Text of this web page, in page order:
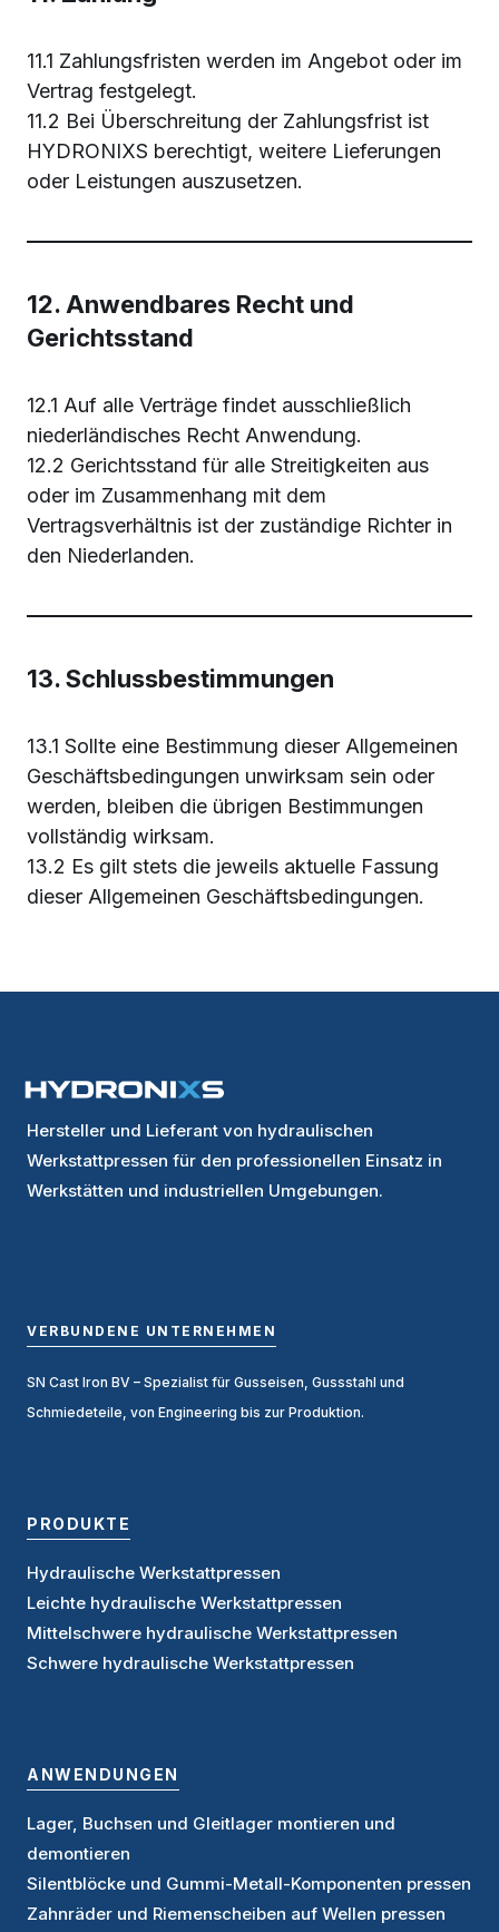
11.1 Zahlungsfristen werden im Angebot oder im
Vertrag festgelegt.
11.2 Bei Überschreitung der Zahlungsfrist ist
HYDRONIXS berechtigt, weitere Lieferungen
oder Leistungen auszusetzen.
12. Anwendbares Recht und
Gerichtsstand
12.1 Auf alle Verträge findet ausschließlich
niederländisches Recht Anwendung.
12.2 Gerichtsstand für alle Streitigkeiten aus
oder im Zusammenhang mit dem
Vertragsverhältnis ist der zuständige Richter in
den Niederlanden.
13. Schlussbestimmungen
13.1 Sollte eine Bestimmung dieser Allgemeinen
Geschäftsbedingungen unwirksam sein oder
werden, bleiben die übrigen Bestimmungen
vollständig wirksam.
13.2 Es gilt stets die jeweils aktuelle Fassung
dieser Allgemeinen Geschäftsbedingungen.
Hersteller und Lieferant von hydraulischen
Werkstattpressen für den professionellen Einsatz in
Werkstätten und industriellen Umgebungen.
VERBUNDENE UNTERNEHMEN
SN Cast Iron BV – Spezialist für Gusseisen, Gussstahl und
Schmiedeteile, von Engineering bis zur Produktion.
PRODUKTE
Hydraulische Werkstattpressen
Leichte hydraulische Werkstattpressen
Mittelschwere hydraulische Werkstattpressen
Schwere hydraulische Werkstattpressen
ANWENDUNGEN
Lager, Buchsen und Gleitlager montieren und
demontieren
Silentblöcke und Gummi-Metall-Komponenten pressen
Zahnräder und Riemenscheiben auf Wellen pressen